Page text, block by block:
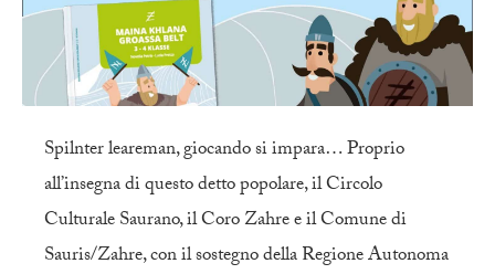
Spilnter leareman, giocando si impara… Proprio
all’insegna di questo detto popolare, il Circolo
Culturale Saurano, il Coro Zahre e il Comune di
Sauris/Zahre, con il sostegno della Regione Autonoma